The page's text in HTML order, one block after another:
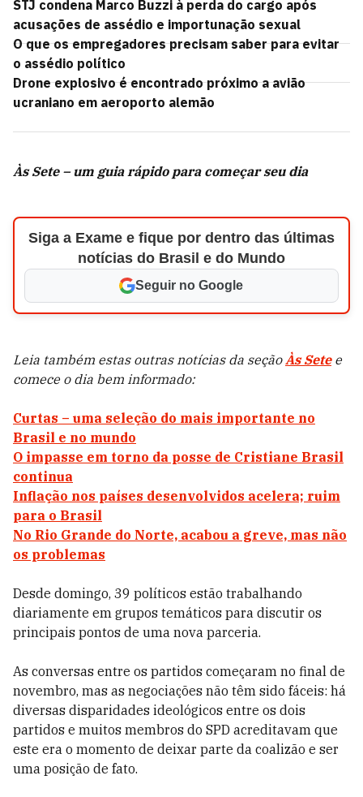
STJ condena Marco Buzzi à perda do cargo após
acusações de assédio e importunação sexual
O que os empregadores precisam saber para evitar
o assédio político
Drone explosivo é encontrado próximo a avião
ucraniano em aeroporto alemão
Às Sete – um guia rápido para começar seu dia
Siga a Exame e fique por dentro das últimas
notícias do Brasil e do Mundo
Seguir no Google
Leia também estas outras notícias da seçãoÀs Setee
comece o dia bem informado:
Curtas – uma seleção do mais importante no
Brasil e no mundo
O impasse em torno da posse de Cristiane Brasil
continua
Inflação nos países desenvolvidos acelera; ruim
para o Brasil
No Rio Grande do Norte, acabou a greve, mas não
os problemas
Desde domingo, 39 políticos estão trabalhando
diariamente em grupos temáticos para discutir os
principais pontos de uma nova parceria.
As conversas entre os partidos começaram no final de
novembro, mas as negociações não têm sido fáceis: há
diversas disparidades ideológicos entre os dois
partidos e muitos membros do SPD acreditavam que
este era o momento de deixar parte da coalizão e ser
uma posição de fato.